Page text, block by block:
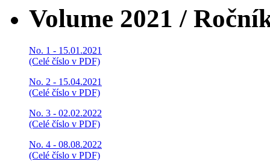
Volume 2021 /
No. 1 - 15.01.2021
(Celé číslo v PDF)
No. 2 - 15.04.2021
(Celé číslo v PDF)
No. 3 - 02.02.2022
(Celé číslo v PDF)
No. 4 - 08.08.2022
(Celé číslo v PDF)